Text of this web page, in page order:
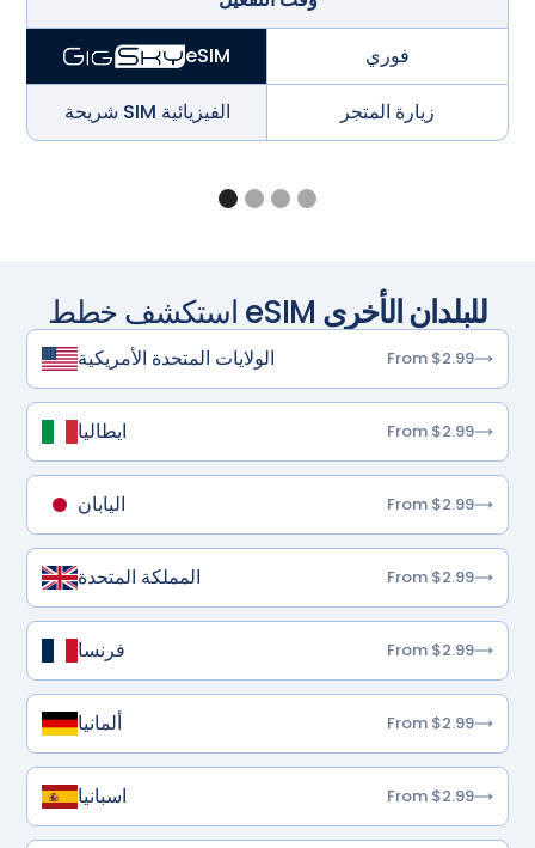
eSIM فوري
شريحة SIM الفيزيائية زيارة المتجر
استكشف خطط eSIM للبلدان الأخرى
الولايات المتحدة الأمريكية From $2.99
ايطاليا From $2.99
اليابان From $2.99
المملكة المتحدة From $2.99
فرنسا From $2.99
ألمانيا From $2.99
اسبانيا From $2.99